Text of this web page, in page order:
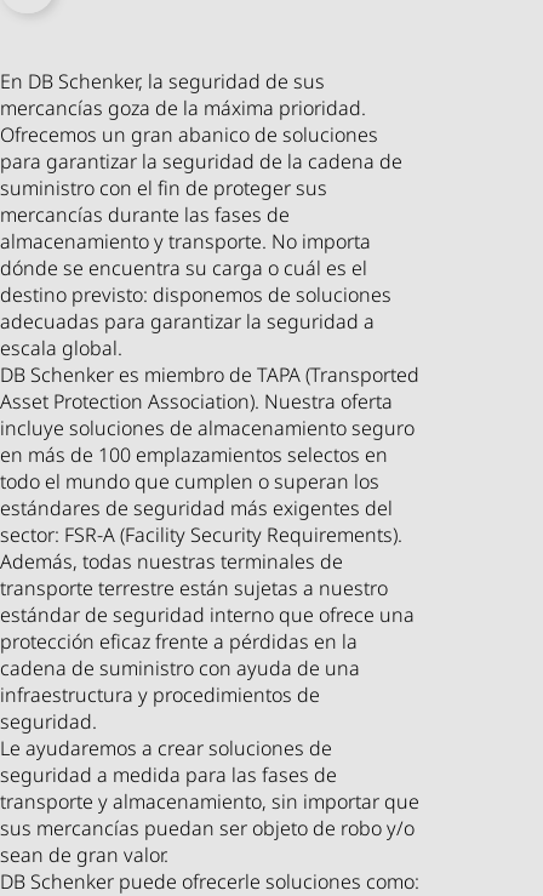
En DB Schenker, la seguridad de sus
mercancías goza de la máxima prioridad.
Ofrecemos un gran abanico de soluciones
para garantizar la seguridad de la cadena de
suministro con el fin de proteger sus
mercancías durante las fases de
almacenamiento y transporte. No importa
dónde se encuentra su carga o cuál es el
destino previsto: disponemos de soluciones
adecuadas para garantizar la seguridad a
escala global.
DB Schenker es miembro de TAPA (Transported
Asset Protection Association). Nuestra oferta
incluye soluciones de almacenamiento seguro
en más de 100 emplazamientos selectos en
todo el mundo que cumplen o superan los
estándares de seguridad más exigentes del
sector: FSR-A (Facility Security Requirements).
Además, todas nuestras terminales de
transporte terrestre están sujetas a nuestro
estándar de seguridad interno que ofrece una
protección eficaz frente a pérdidas en la
cadena de suministro con ayuda de una
infraestructura y procedimientos de
seguridad.
Le ayudaremos a crear soluciones de
seguridad a medida para las fases de
transporte y almacenamiento, sin importar que
sus mercancías puedan ser objeto de robo y/o
sean de gran valor.
DB Schenker puede ofrecerle soluciones como: